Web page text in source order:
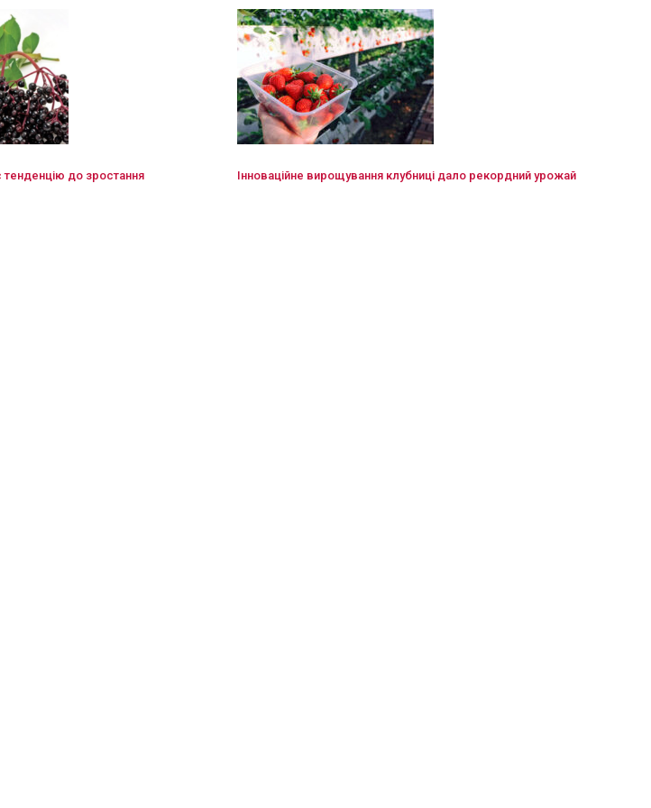
тенденцію до зростання Інноваційне вирощування клубниці дало рекордний урожай